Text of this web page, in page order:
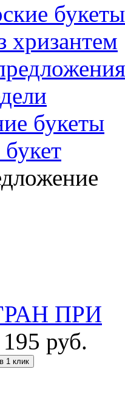
хризантем
букеты
ПРИ
руб.
1 клик